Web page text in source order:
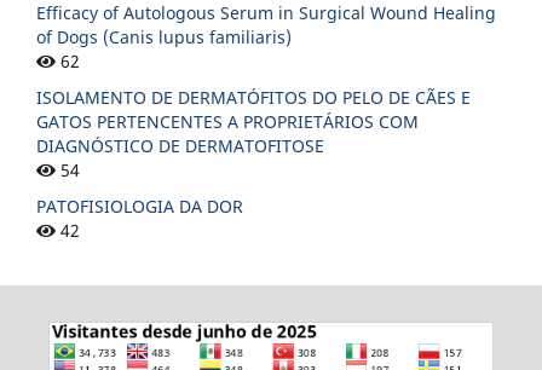
Efficacy of Autologous Serum in Surgical Wound Healing
of Dogs (Canis lupus familiaris)
62
ISOLAMENTO DE DERMATÓFITOS DO PELO DE CÃES E
GATOS PERTENCENTES A PROPRIETÁRIOS COM
DIAGNÓSTICO DE DERMATOFITOSE
54
PATOFISIOLOGIA DA DOR
42